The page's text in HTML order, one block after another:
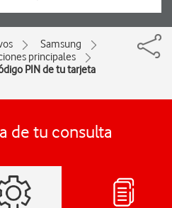
Samsung
principales
PIN de tu tarjeta
de tu consulta